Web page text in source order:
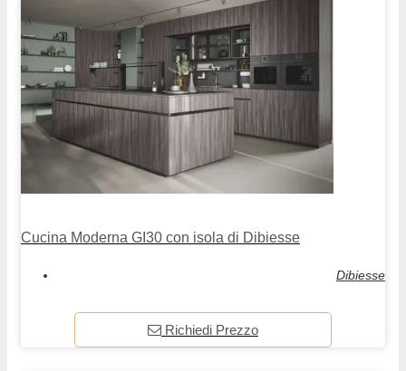
Cucina Moderna GI30 con isola di Dibiesse
Dibiesse
Richiedi Prezzo